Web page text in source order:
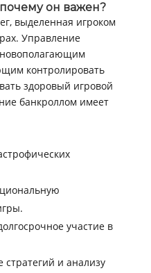
он важен?
выделенная игроком
Управление
контролировать
здоровый игровой
банкроллом имеет
участие в
стратегий и анализу